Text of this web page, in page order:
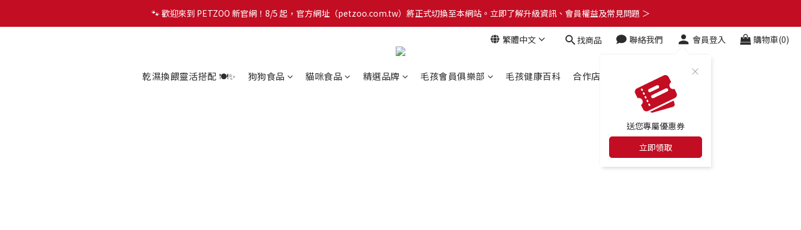
🐾 歡迎來到 PETZOO 新官網！8/5 起，官方網址（petzoo.com.tw）將正式切換至本網站。立即了解升級資訊、會員權益及常見問題 ＞
🐾 歡迎來到 PETZOO 新官網！8/5 起，官方網址（petzoo.com.tw）將正式切換至本網站。立即了解升級資訊、會員權益及常見問題 ＞
✨【新朋友見面禮】現在註冊即領 $100 購物金！全館滿 $1,500 享免運優惠 🎁
繁體中文 找商品 聯絡我們 會員登入
送您專屬優惠券
立即領取
購物車(0)
乾濕換餵靈活搭配 🍽️✨ 狗狗食品 貓咪食品 精選品牌 毛孩會員俱樂部 毛孩健康百科 合作店家 最新消息